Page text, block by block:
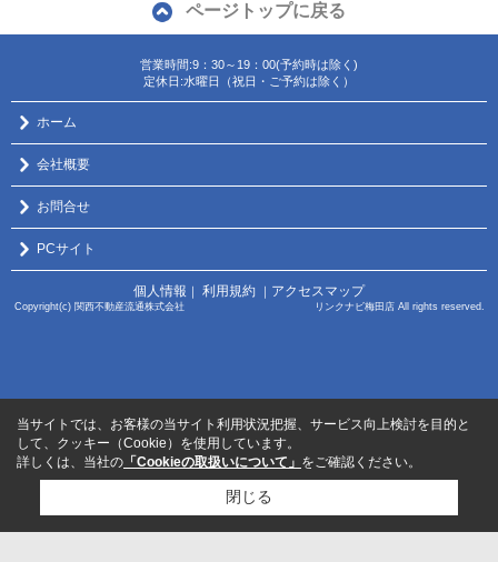
ページトップに戻る
営業時間:9：30～19：00(予約時は除く)
定休日:水曜日（祝日・ご予約は除く）
ホーム
会社概要
お問合せ
PCサイト
個人情報 利用規約 アクセスマップ
Copyright(c) 関西不動産流通株式会社 リンクナビ梅田店 All rights reserved.
当サイトでは、お客様の当サイト利用状況把握、サービス向上検討を目的と
して、クッキー（Cookie）を使用しています。
詳しくは、当社の 「Cookieの取扱いについて」 をご確認ください。
閉じる